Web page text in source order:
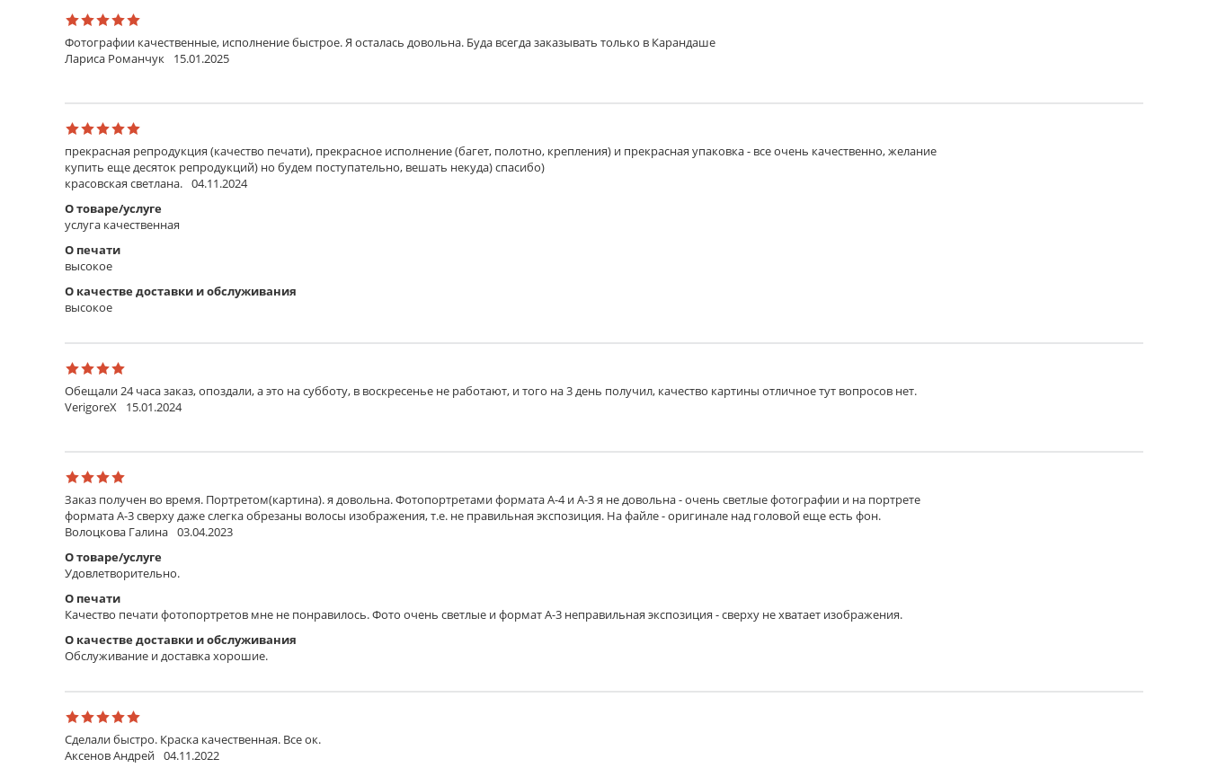
Фотографии качественные, исполнение быстрое. Я осталась довольна. Буда всегда заказывать только в Карандаше
Лариса Романчук
15.01.2025
прекрасная репродукция (качество печати), прекрасное исполнение (багет, полотно, крепления) и прекрасная упаковка - все очень качественно, желание
купить еще десяток репродукций) но будем поступательно, вешать некуда) спасибо)
красовская светлана. 04.11.2024
О товаре/услуге
услуга качественная
О печати
высокое
О качестве доставки и обслуживания
высокое
Обещали 24 часа заказ, опоздали, а это на субботу, в воскресенье не работают, и того на 3 день получил, качество картины отличное тут вопросов нет.
VerigoreX
15.01.2024
Заказ получен во время. Портретом(картина). я довольна. Фотопортретами формата А-4 и А-3 я не довольна - очень светлые фотографии и на портрете
формата А-3 сверху даже слегка обрезаны волосы изображения, т.е. не правильная экспозиция. На файле - оригинале над головой еще есть фон.
Волоцкова Галина 03.04.2023
О товаре/услуге
Удовлетворительно.
О печати
Качество печати фотопортретов мне не понравилось. Фото очень светлые и формат А-3 неправильная экспозиция - сверху не хватает изображения.
О качестве доставки и обслуживания
Обслуживание и доставка хорошие.
Сделали быстро. Краска качественная. Все ок.
Аксенов Андрей 04.11.2022